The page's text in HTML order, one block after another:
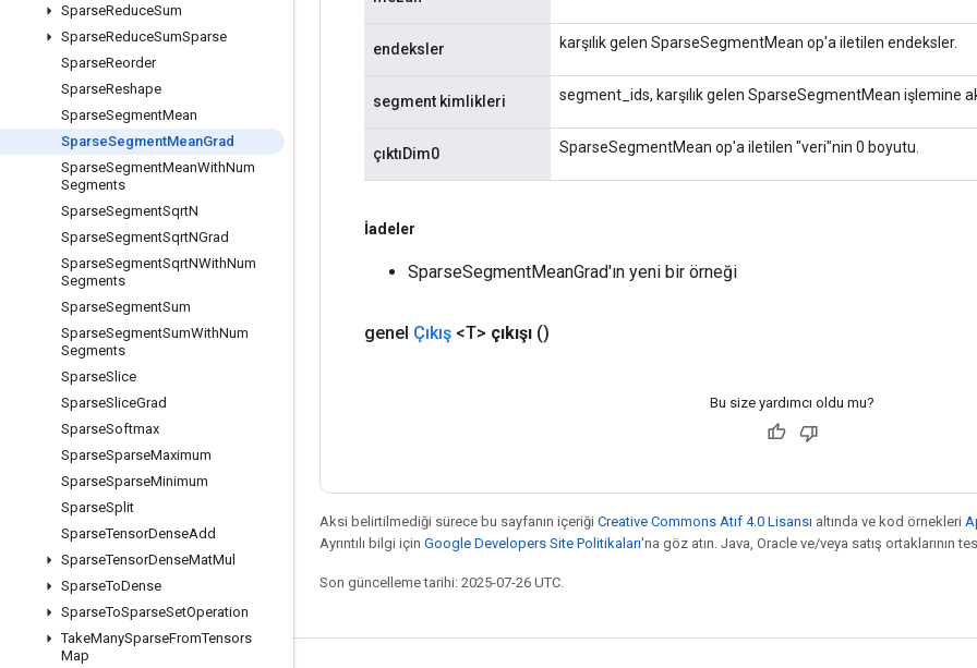
SparseReduceSum
SparseReduceSumSparse
SparseReorder
SparseReshape
SparseSegmentMean
SparseSegmentMeanGrad
SparseSegmentMeanWithNum
Segments
SparseSegmentSqrtN
SparseSegmentSqrtNGrad
SparseSegmentSqrtNWithNum
Segments
SparseSegmentSum
SparseSegmentSumWithNum
Segments
SparseSlice
SparseSliceGrad
SparseSoftmax
SparseSparseMaximum
SparseSparseMinimum
SparseSplit
SparseTensorDenseAdd
SparseTensorDenseMatMul
SparseToDense
SparseToSparseSetOperation
TakeManySparseFromTensors
Map
endeksler karşılık gelen SparseSegmentMean op'a iletilen endeksler.
segment kimlikleri segment_ids, karşılık gelen SparseSegmentMean işlemine
çıktıDim0 SparseSegmentMean op'a iletilen "veri"nin 0 boyutu.
İadeler
SparseSegmentMeanGrad'ın yeni bir örneği
genel Çıkış <T> çıkışı ()
Bu size yardımcı oldu mu?
Aksi belirtilmediği sürece bu sayfanın içeriği Creative Commons Atıf 4.0 Lisansı altında ve kod örnekleri
Ayrıntılı bilgi için Google Developers Site Politikaları'na göz atın. Java, Oracle ve/veya satış ortaklarının
Son güncelleme tarihi: 2025-07-26 UTC.